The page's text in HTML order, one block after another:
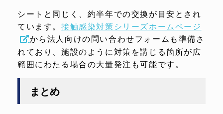
シートと同じく、約半年での交換が目安とされ
ています。 接触感染対策シリーズホームページ
から法人向けの問い合わせフォームも準備さ
れており、施設のように対策を講じる箇所が広
範囲にわたる場合の大量発注も可能です。
まとめ